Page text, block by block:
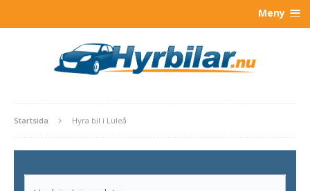
Meny
Startsida Hyra bil i Luleå